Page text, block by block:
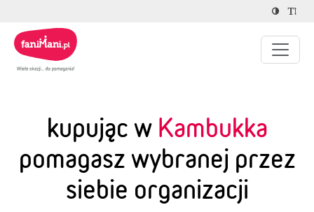
kupując w Kambukka
pomagasz wybranej przez
siebie organizacji